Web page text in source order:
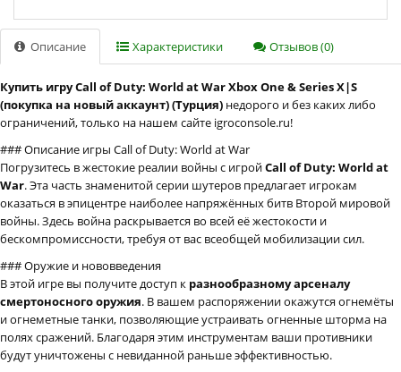
Описание Характеристики Отзывов (0)
Купить игру Call of Duty: World at War Xbox One & Series X|S
(покупка на новый аккаунт) (Турция) недорого и без каких либо
ограничений, только на нашем сайте igroconsole.ru!
### Описание игры Call of Duty: World at War
Погрузитесь в жестокие реалии войны с игройCall of Duty: World at
War. Эта часть знаменитой серии шутеров предлагает игрокам
оказаться в эпицентре наиболее напряжённых битв Второй мировой
войны. Здесь война раскрывается во всей её жестокости и
бескомпромиссности, требуя от вас всеобщей мобилизации сил.
### Оружие и нововведения
В этой игре вы получите доступ к разнообразному арсеналу
смертоносного оружия. В вашем распоряжении окажутся огнемёты
и огнеметные танки, позволяющие устраивать огненные шторма на
полях сражений. Благодаря этим инструментам ваши противники
будут уничтожены с невиданной раньше эффективностью.